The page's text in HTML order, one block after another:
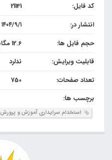
کد فایل:
21141
انتشار در:
۱۴۰۴/۹/۱
حجم فایل ها:
12.6 مگابایت
قابلیت ویرایش:
ندلرد
تعداد صفحات:
750
برچسب ها:
استخدام سرایداری آموزش و پرورش